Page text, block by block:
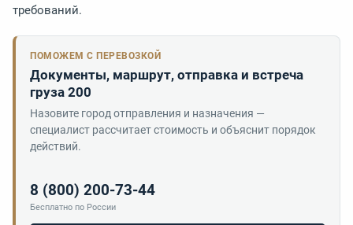
требований.
ПОМОЖЕМ С ПЕРЕВОЗКОЙ
Документы, маршрут, отправка и встреча
груза 200
Назовите город отправления и назначения —
специалист рассчитает стоимость и объяснит порядок
действий.
8 (800) 200-73-44
Бесплатно по России